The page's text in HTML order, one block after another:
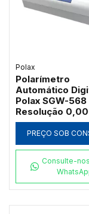
Polax
Polarímetro
Automático
Polax SGW-568
Resolução
Controle Peltier
PREÇO SOB
Consulte-